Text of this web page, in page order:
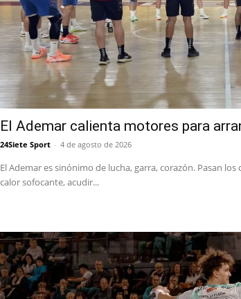
El Ademar calienta motores para
24Siete Sport - 4 de agosto de 2026
El Ademar es sinónimo de lucha, garra, corazón. Pasan
calor sofocante, acudir...